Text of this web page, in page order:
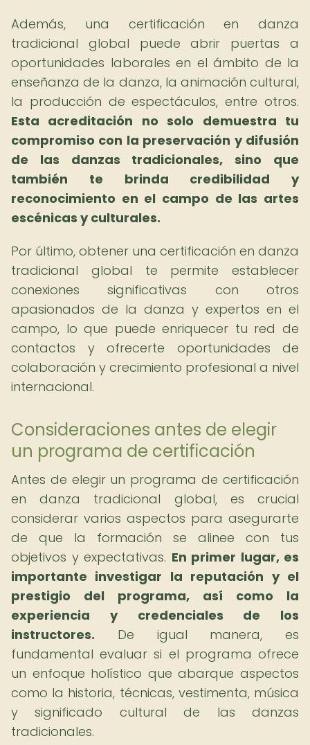
Además, una certificación en danza
tradicional global puede abrir puertas a
oportunidades laborales en el ámbito de la
enseñanza de la danza, la animación cultural,
la producción de espectáculos, entre otros.
Esta acreditación no solo demuestra tu
compromiso con la preservación y difusión
de las danzas tradicionales, sino que
también te brinda credibilidad y
reconocimiento en el campo de las artes
escénicas y culturales.
Por último, obtener una certificación en danza
tradicional global te permite establecer
conexiones significativas con otros
apasionados de la danza y expertos en el
campo, lo que puede enriquecer tu red de
contactos y ofrecerte oportunidades de
colaboración y crecimiento profesional a nivel
internacional.
Consideraciones antes de elegir
un programa de certificación
Antes de elegir un programa de certificación
en danza tradicional global, es crucial
considerar varios aspectos para asegurarte
de que la formación se alinee con tus
objetivos y expectativas. En primer lugar, es
importante investigar la reputación y el
prestigio del programa, así como la
experiencia y credenciales de los
instructores. De igual manera, es
fundamental evaluar si el programa ofrece
un enfoque holístico que abarque aspectos
como la historia, técnicas, vestimenta, música
y significado cultural de las danzas
tradicionales.